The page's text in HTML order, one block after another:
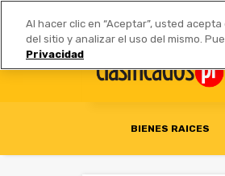
Anúnciate | Tarifas
BIENES RAICES
Al hacer clic en “Aceptar”, usted
del sitio y analizar el uso del mismo.
Privacidad